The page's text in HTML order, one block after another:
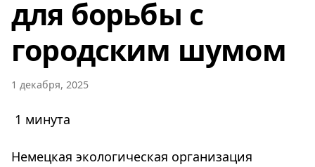
для борьбы с
городским шумом
1 декабря, 2025
1 минута
Немецкая экологическая организация